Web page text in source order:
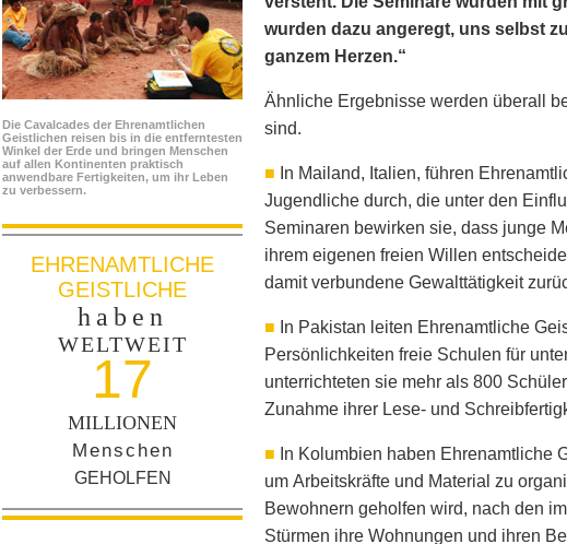
Die Cavalcades der Ehrenamtlichen
Geistlichen reisen bis in die entferntesten
Winkel der Erde und bringen Menschen
auf allen Kontinenten praktisch
anwendbare Fertigkeiten, um ihr Leben
zu verbessern.
EHRENAMTLICHE
GEISTLICHE
haben
WELTWEIT
17
MILLIONEN
Menschen
GEHOLFEN
wurden dazu angeregt, uns selbst
ganzem Herzen.“
Ähnliche Ergebnisse werden überall
sind.
■ In Mailand, Italien, führen
Jugendliche durch, die unter den
Seminaren bewirken sie, dass junge
ihrem eigenen freien Willen
damit verbundene Gewalttätigkeit
■ In Pakistan leiten Ehrenamtliche
Persönlichkeiten freie Schulen für
unterrichteten sie mehr als 800
Zunahme ihrer Lese- und
■ In Kolumbien haben Ehrenamtliche
um Arbeitskräfte und Material zu
Bewohnern geholfen wird, nach den
Stürmen ihre Wohnungen und ihren